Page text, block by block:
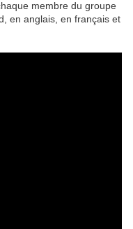
membre du groupe
en anglais, en français et